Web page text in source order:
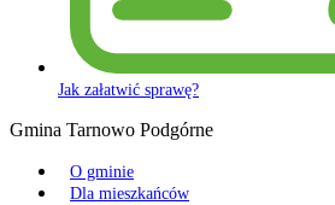
Jak załatwić sprawę?
Gmina Tarnowo Podgórne
O gminie
Dla mieszkańców